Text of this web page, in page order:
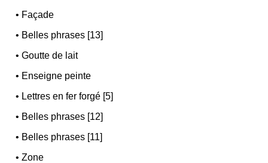
• Façade
• Belles phrases [13]
•Goutte de lait
• Enseigne peinte
• Lettres en fer forgé [5]
• Belles phrases [12]
• Belles phrases [11]
•Zone